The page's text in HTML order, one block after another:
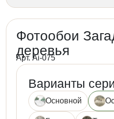
Фотообои
деревья
Арт. Ai-075
Варианты
Основной